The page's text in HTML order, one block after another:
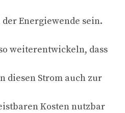
Energiewende sein.
weiterentwickeln, dass
diesen Strom auch zur
Kosten nutzbar